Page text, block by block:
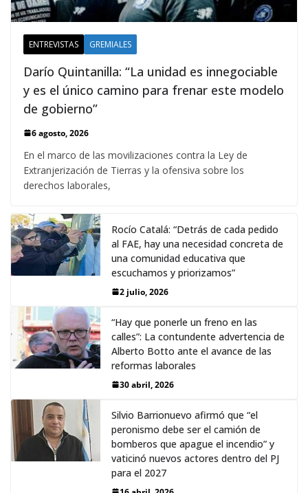
ENTREVISTAS GREMIALES
Darío Quintanilla: “La unidad es innegociable
y es el único camino para frenar este modelo
de gobierno”
6 agosto, 2026
En el marco de las movilizaciones contra la Ley de
Extranjerización de Tierras y la ofensiva sobre los
derechos laborales,
Rocío Catalá: “Detrás de cada pedido
al FAE, hay una necesidad concreta de
una comunidad educativa que
escuchamos y priorizamos”
2 julio, 2026
“Hay que ponerle un freno en las
calles”: La contundente advertencia de
Alberto Botto ante el avance de las
reformas laborales
30 abril, 2026
Silvio Barrionuevo afirmó que “el
peronismo debe ser el camión de
bomberos que apague el incendio” y
vaticinó nuevos actores dentro del PJ
para el 2027